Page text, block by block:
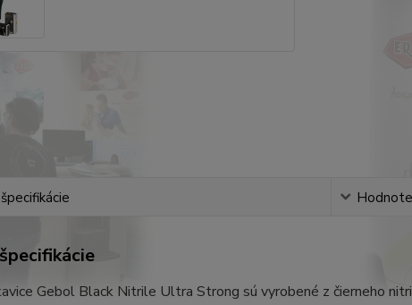
Gebol Black Nitrile Ultra Strong sú vyrobené z čierneho